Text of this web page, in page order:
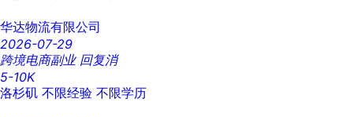
华达物流有限公司
2026-07-29
跨境电商副业 回复消
5-10K
洛杉矶 不限经验 不限学历